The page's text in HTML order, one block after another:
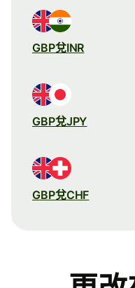
GBP兌INR
GBP兌JPY
GBP兌CHF